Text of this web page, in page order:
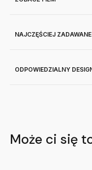
NAJCZĘŚCIEJ
ODPOWIEDZIALNY
Może ci się